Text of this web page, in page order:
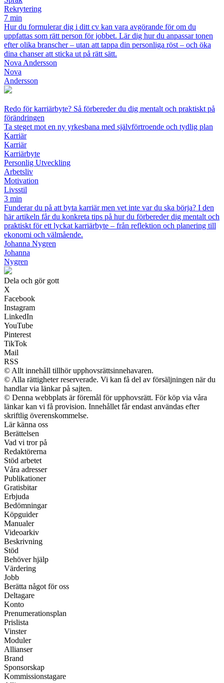
Rekrytering
7 min
Hur du formulerar dig i ditt cv kan vara avgörande för om du
uppfattas som rätt person för jobbet. Lär dig hur du anpassar tonen
efter olika branscher – utan att tappa din personliga röst – och öka
dina chanser att sticka ut på rätt sätt.
Nova Andersson
Nova
Andersson
Redo för karriärbyte? Så förbereder du dig mentalt och praktiskt på
förändringen
Ta steget mot en ny yrkesbana med självförtroende och tydlig plan
Karriär
Karriär
Karriärbyte
Personlig Utveckling
Arbetsliv
Motivation
Livsstil
3 min
Funderar du på att byta karriär men vet inte var du ska börja? I den
här artikeln får du konkreta tips på hur du förbereder dig mentalt och
praktiskt för ett lyckat karriärbyte – från reflektion och planering till
ekonomi och välmående.
Johanna Nygren
Johanna
Nygren
Dela och gör gott
X
Facebook
Instagram
LinkedIn
YouTube
Pinterest
TikTok
Mail
RSS
© Allt innehåll tillhör upphovsrättsinnehavaren.
© Alla rättigheter reserverade. Vi kan få del av försäljningen när du
handlar via länkar på sajten.
© Denna webbplats är föremål för upphovsrätt. För köp via våra
länkar kan vi få provision. Innehållet får endast användas efter
skriftlig överenskommelse.
Lär känna oss
Berättelsen
Vad vi tror på
Redaktörerna
Stöd arbetet
Våra adresser
Publikationer
Gratisbitar
Erbjuda
Bedömningar
Köpguider
Manualer
Videoarkiv
Beskrivning
Stöd
Behöver hjälp
Värdering
Jobb
Berätta något för oss
Deltagare
Konto
Prenumerationsplan
Prislista
Vinster
Moduler
Allianser
Brand
Sponsorskap
Kommissionstagare